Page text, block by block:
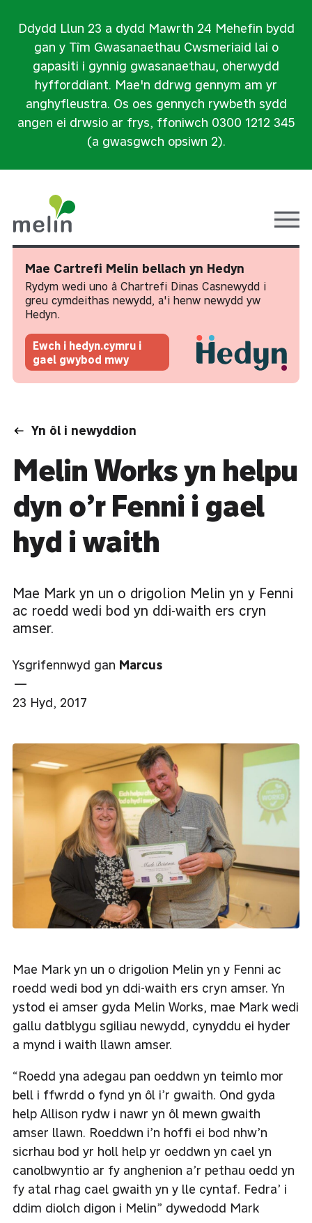
Ddydd Llun 23 a dydd Mawrth 24 Mehefin bydd
gan y Tîm Gwasanaethau Cwsmeriaid lai o
gapasiti i gynnig gwasanaethau, oherwydd
hyfforddiant. Mae'n ddrwg gennym am yr
anghyfleustra. Os oes gennych rywbeth sydd
angen ei drwsio ar frys, ffoniwch 0300 1212 345
(a gwasgwch opsiwn 2).
Mae Cartrefi Melin bellach yn Hedyn
Rydym wedi uno â Chartrefi Dinas Casnewydd i
greu cymdeithas newydd, a'i henw newydd yw
Hedyn.
Ewch i hedyn.cymru i
gael gwybod mwy
Yn ôl i newyddion
Melin Works yn helpu
dyn o’r Fenni i gael
hyd i waith
Mae Mark yn un o drigolion Melin yn y Fenni
ac roedd wedi bod yn ddi-waith ers cryn
amser.
Ysgrifennwyd gan Marcus
—
23 Hyd, 2017
Mae Mark yn un o drigolion Melin yn y Fenni ac
roedd wedi bod yn ddi-waith ers cryn amser. Yn
ystod ei amser gyda Melin Works, mae Mark wedi
gallu datblygu sgiliau newydd, cynyddu ei hyder
a mynd i waith llawn amser.
“Roedd yna adegau pan oeddwn yn teimlo mor
bell i ffwrdd o fynd yn ôl i’r gwaith. Ond gyda
help Allison rydw i nawr yn ôl mewn gwaith
amser llawn. Roeddwn i’n hoffi ei bod nhw’n
sicrhau bod yr holl help yr oeddwn yn cael yn
canolbwyntio ar fy anghenion a’r pethau oedd yn
fy atal rhag cael gwaith yn y lle cyntaf. Fedra’ i
ddim diolch digon i Melin” dywedodd Mark